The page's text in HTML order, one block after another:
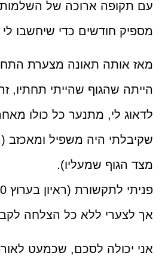
עם תקופה ארוכה של השלמות
מספיק חודשים כדי שיחשבו
מאז אותה תאונה מצערת
הייתה שהגוף שהייתי תחתיו,
לדאוג לי, מתנער כל כולו
שקיבלתי היה משפיל ומאכזב
מצד הגוף שמעליו).
אך לצערי ללא כל הצלחה לקבל
אני יכולה לסכם, שכמעט